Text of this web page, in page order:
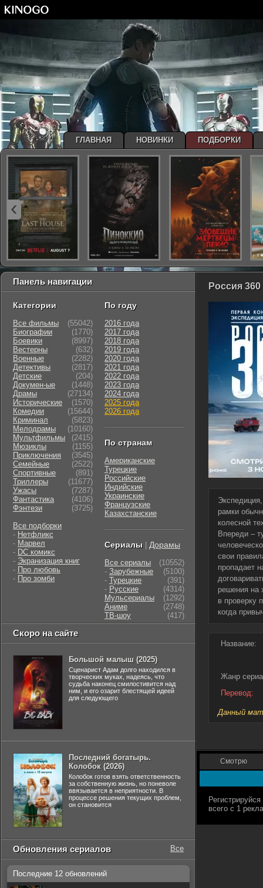
Россия 360
рамки
колесной
Впереди –
свои
пропадает
решения на
в проверку
когда
Название:
Жанр
Перевод:
Данный
Смотрю
Панель навигации
Категории
Все фильмы
(55042)
Биографии
(1770)
Боевики
(8997)
Вестерны
(632)
Военные
(2282)
Детективы
(2817)
Детские
(204)
Докумен-ые
(1448)
Драмы
(27134)
Исторические
(1570)
Комедии
(15644)
Криминал
(5823)
Мелодрамы
(10160)
Мультфильмы
(2415)
Мюзиклы
(1155)
Приключения
(3545)
Семейные
(2522)
Cпортивные
(891)
Триллеры
(11677)
Ужасы
(7287)
Фантастика
(4106)
Фэнтези
(3725)
Все подборки
- Нетфликс
- Марвел
- DC комикс
- Экранизация книг
- Про любовь
- Про зомби
По году
2016 года
2017 года
2018 года
2019 года
2020 года
2021 года
2022 года
2023 года
2024 года
2025 года
2026 года
По странам
Американские
Турецкие
Российские
Индийские
Украинские
Французские
Казахстанские
Сериалы Дорамы
Все сериалы
(10552)
- Зарубежные
(5100)
- Турецкие
(391)
- Русские
(4314)
Мульсериалы
(1292)
Аниме
(2748)
ТВ-шоу
(417)
Скоро на сайте
Большой малыш (2025)
Сценарист Адам долго находился в
творческих муках, надеясь, что
судьба наконец смилостивится над
ним, и его озарит блестящей идеей
для следующего
Последний богатырь.
Колобок (2026)
Колобок готов взять ответственность
за собственную жизнь, но поневоле
ввязывается в неприятности. В
процессе решения текущих проблем,
он становится
Обновления сериалов Все
Последние 12 обновлений
ГЛАВНАЯ НОВИНКИ ПОДБОРКИ
‹